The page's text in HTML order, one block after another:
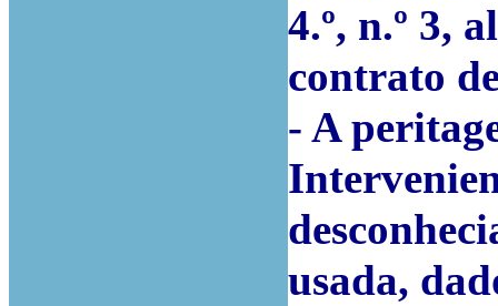
4.º, n.º 3,
contrato
- A
usada,